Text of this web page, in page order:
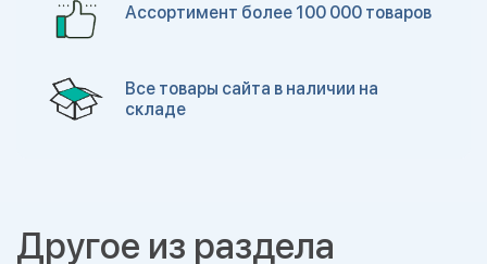
Ассортимент более 100 000 товаров
Все товары сайта в наличии на
складе
Другое из раздела